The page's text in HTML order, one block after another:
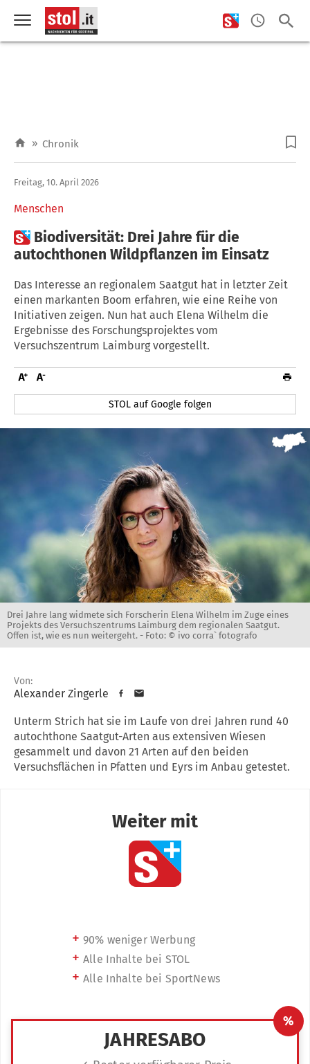
» Chronik
Menschen
Freitag, 10. April 2026
 Biodiversität: Drei Jahre für die
autochthonen Wildpflanzen im Einsatz
Das Interesse an regionalem Saatgut hat in letzter Zeit
einen markanten Boom erfahren, wie eine Reihe von
Initiativen zeigen. Nun hat auch Elena Wilhelm die
Ergebnisse des Forschungsprojektes vom
Versuchszentrum Laimburg vorgestellt.
STOL auf Google folgen
Drei Jahre lang widmete sich Forscherin Elena Wilhelm im Zuge eines
Projekts des Versuchszentrums Laimburg dem regionalen Saatgut.
Offen ist, wie es nun weitergeht. - Foto: © ivo corra` fotografo
Von:
Alexander Zingerle
Unterm Strich hat sie im Laufe von drei Jahren rund 40
autochthone Saatgut-Arten aus extensiven Wiesen
gesammelt und davon 21 Arten auf den beiden
Versuchsflächen in Pfatten und Eyrs im Anbau getestet.